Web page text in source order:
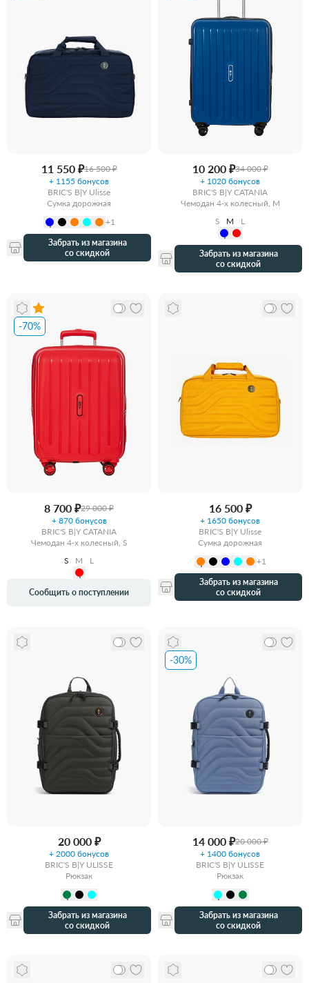
11 550 ₽16 500 ₽
+ 1155 бонусов
BRIC'S B|Y Ulisse
Сумка дорожная
+1
Забрать из магазина
со скидкой
10 200 ₽34 000 ₽
+ 1020 бонусов
BRIC'S B|Y CATANIA
Чемодан 4-х колесный, M
S
M L
Забрать из магазина
со скидкой
-70%
8 700 ₽29 000 ₽
+ 870 бонусов
BRIC'S B|Y CATANIA
Чемодан 4-х колесный, S
S
M L
Сообщить о поступлении
16 500 ₽
+ 1650 бонусов
BRIC'S B|Y Ulisse
Сумка дорожная
+1
Забрать из магазина
со скидкой
20 000 ₽
+ 2000 бонусов
BRIC'S B|Y ULISSE
Рюкзак
Забрать из магазина
со скидкой
-30%
14 000 ₽20 000 ₽
+ 1400 бонусов
BRIC'S B|Y ULISSE
Рюкзак
Забрать из магазина
со скидкой